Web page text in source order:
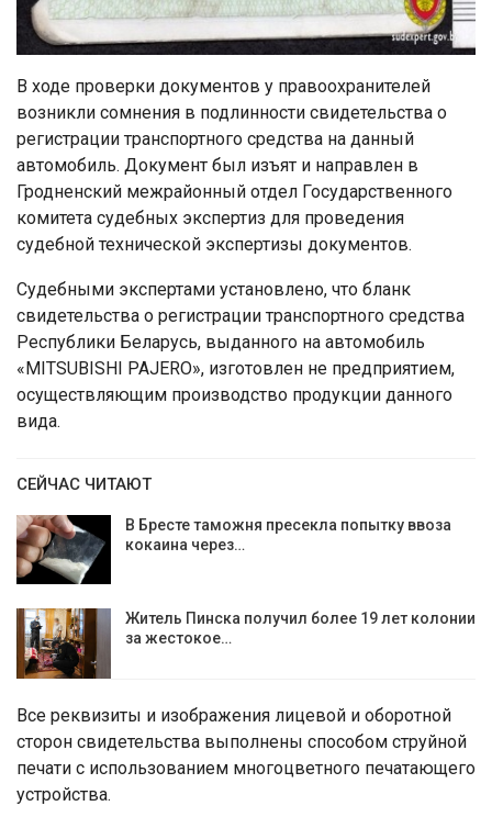
В ходе проверки документов у правоохранителей
возникли сомнения в подлинности свидетельства о
регистрации транспортного средства на данный
автомобиль. Документ был изъят и направлен в
Гродненский межрайонный отдел Государственного
комитета судебных экспертиз для проведения
судебной технической экспертизы документов.
Судебными экспертами установлено, что бланк
свидетельства о регистрации транспортного средства
Республики Беларусь, выданного на автомобиль
«MITSUBISHI PAJERO», изготовлен не предприятием,
осуществляющим производство продукции данного
вида.
СЕЙЧАС ЧИТАЮТ
В Бресте таможня пресекла попытку ввоза
кокаина через…
Житель Пинска получил более 19 лет колонии
за жестокое…
Все реквизиты и изображения лицевой и оборотной
сторон свидетельства выполнены способом струйной
печати с использованием многоцветного печатающего
устройства.